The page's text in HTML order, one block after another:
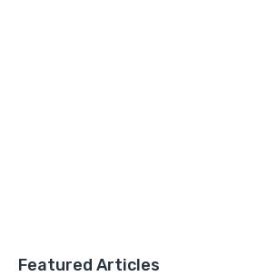
Featured Articles